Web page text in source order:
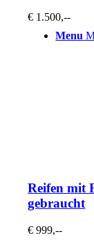
Menu
€ 1.500,--
Reifen mit
gebraucht
€ 999,--